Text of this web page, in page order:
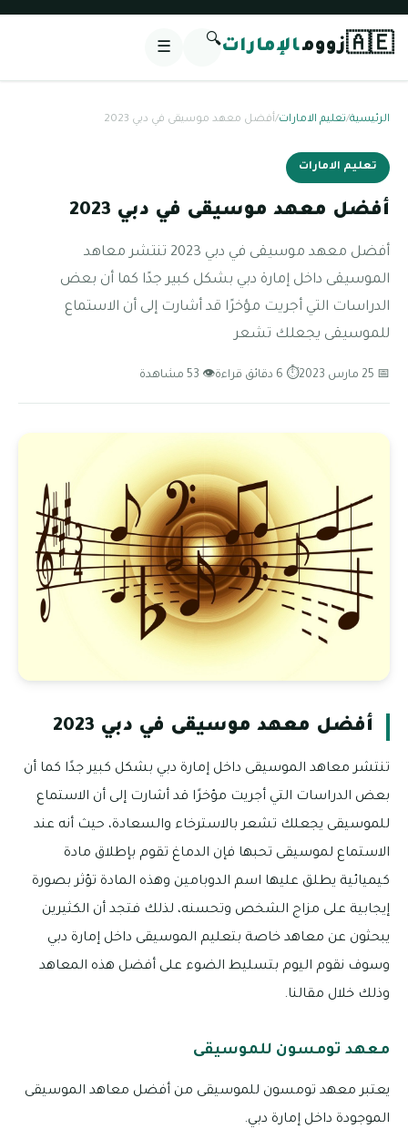
🇦🇪زوومالإمارات🔍
☰
الرئيسية/تعليم الامارات/أفضل معهد موسيقى في دبي 2023
تعليم الامارات
أفضل معهد موسيقى في دبي 2023
أفضل معهد موسيقى في دبي 2023 تنتشر معاهد
الموسيقى داخل إمارة دبي بشكل كبير جدًا كما أن بعض
الدراسات التي أجريت مؤخرًا قد أشارت إلى أن الاستماع
للموسيقى يجعلك تشعر
📅 25 مارس 2023 ⏱ 6 دقائق قراءة 👁 53 مشاهدة
أفضل معهد موسيقى في دبي 2023
تنتشر معاهد الموسيقى داخل إمارة دبي بشكل كبير جدًا كما أن
بعض الدراسات التي أجريت مؤخرًا قد أشارت إلى أن الاستماع
للموسيقى يجعلك تشعر بالاسترخاء والسعادة، حيث أنه عند
الاستماع لموسيقى تحبها فإن الدماغ تقوم بإطلاق مادة
كيميائية يطلق عليها اسم الدوبامين وهذه المادة تؤثر بصورة
إيجابية على مزاج الشخص وتحسنه، لذلك فتجد أن الكثيرين
يبحثون عن معاهد خاصة بتعليم الموسيقى داخل إمارة دبي
وسوف نقوم اليوم بتسليط الضوء على أفضل هذه المعاهد
وذلك خلال مقالنا.
معهد تومسون للموسيقى
يعتبر معهد تومسون للموسيقى من أفضل معاهد الموسيقى
الموجودة داخل إمارة دبي.